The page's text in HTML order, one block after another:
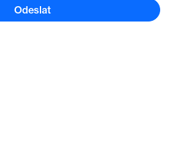
Odeslat